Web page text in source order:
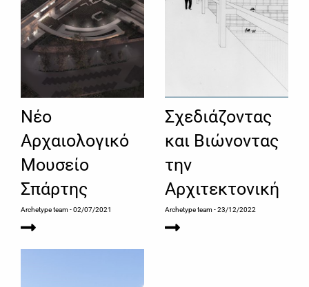
Νέο
Αρχαιολογικό
Μουσείο
Σπάρτης
Archetype team- 02/07/2021
Σχεδιάζοντας
και Βιώνοντας
την
Αρχιτεκτονική
Archetype team- 23/12/2022